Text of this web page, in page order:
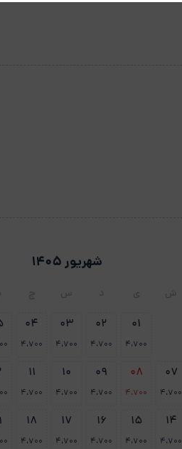
شهریور 1405
ش ی د س چ
01
4،700
02
4،700
03
4،700
04
4،700
07
4،700
08
4،700
09
4،700
10
4،700
11
4،700
14
4،700
15
4،700
16
4،700
17
4،700
18
4،700